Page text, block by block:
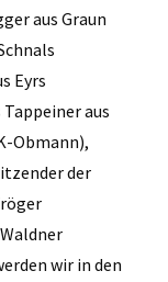
aus Graun
Eyrs
aus
Obmann),
der
wir in den